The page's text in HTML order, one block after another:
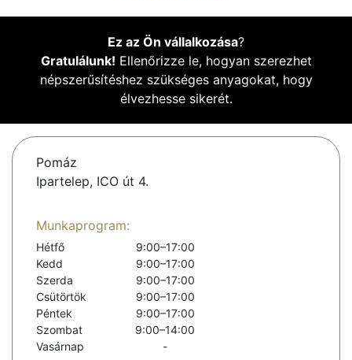
Ez az Ön vállalkozása?
Gratulálunk! Ellenőrizze le, hogyan szerezhet
népszerűsítéshez szükséges anyagokat, hogy
élvezhesse sikerét.
Pomáz
Ipartelep, ICO út 4.
Munkaprogram:
Hétfő
9:00–17:00
Kedd
9:00–17:00
Szerda
9:00–17:00
Csütörtök
9:00–17:00
Péntek
9:00–17:00
Szombat
9:00–14:00
Vasárnap
-